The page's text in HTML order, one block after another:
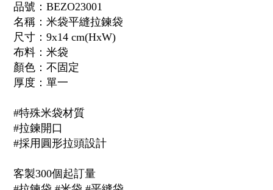
品號： BEZO23001
名稱： 米袋平縫拉鍊袋
尺寸：9x14 cm(HxW)
布料：米袋
顏色：不固定
厚度：單一
#特殊米袋材質
#拉鍊開口
#採用圓形拉頭設計
客製300個起訂量